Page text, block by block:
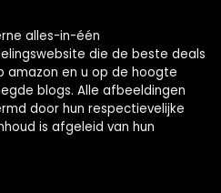
alles-in-één
die de beste deals
amazon en u op de hoogte
blogs. Alle afbeeldingen
door hun respectievelijke
is afgeleid van hun